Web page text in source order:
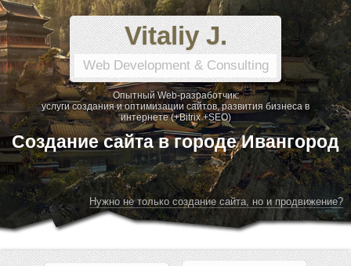
Vitaliy J.
Web Development & Consulting
Опытный Web-разработчик:
услуги создания и оптимизации сайтов, развития бизнеса в
интернете (+Bitrix +SEO)
Создание сайта в городе Ивангород
Нужно не только создание сайта, но и продвижение?